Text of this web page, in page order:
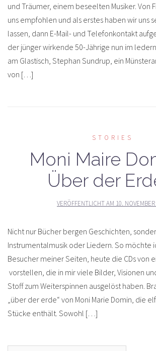
und Träumer, einem beseelten Musiker. Von
uns empfohlen und als erstes haben wir uns
lassen, dann E-Mail- und Telefonkontakt
der jünger wirkende 50-Jährige nun im
am Glastisch, Stephan Sundrup, ein
von […]
STORIES
Moni Maire
Über der
VERÖFFENTLICHT AM 10.
Nicht nur Bücher bergen Geschichten,
Instrumentalmusik oder Liedern. So möchte
Besucher meiner Seiten, heute die CDs von
vorstellen, die in mir viele Bilder, Visionen
Stoff zum Weiterspinnen ausgelöst haben.
„über der erde“ von Moni Marie Domin, die
Stücke enthält. Sowohl […]